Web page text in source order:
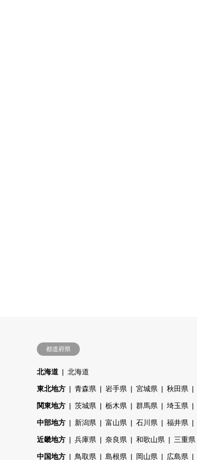
都道府県
北海道 北海道
東北地方 青森県 岩手県 宮城県 秋田県
関東地方 茨城県 栃木県 群馬県 埼玉県
中部地方 新潟県 富山県 石川県 福井県
近畿地方 兵庫県 奈良県 和歌山県 三重県
中国地方 鳥取県 島根県 岡山県 広島県